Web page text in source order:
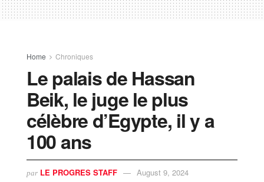
Home Chroniques
Le palais de Hassan
Beik, le juge le plus
célèbre d’Egypte, il y a
100 ans
par LE PROGRES STAFF August 9, 2024